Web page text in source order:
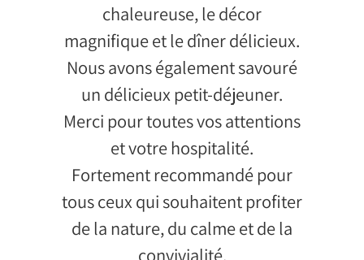
chaleureuse, le décor
magnifique et le dîner délicieux.
Nous avons également savouré
un délicieux petit-déjeuner.
Merci pour toutes vos attentions
et votre hospitalité.
Fortement recommandé pour
tous ceux qui souhaitent profiter
de la nature, du calme et de la
convivialité.